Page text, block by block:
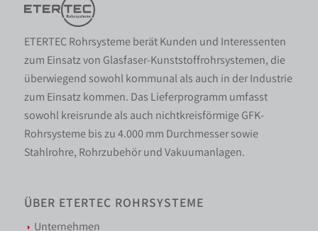
ETERTEC Rohrsysteme berät Kunden und Interessenten
zum Einsatz von Glasfaser-Kunststoffrohrsystemen, die
überwiegend sowohl kommunal als auch in der Industrie
zum Einsatz kommen. Das Lieferprogramm umfasst
sowohl kreisrunde als auch nichtkreisförmige GFK-
Rohrsysteme bis zu 4.000 mm Durchmesser sowie
Stahlrohre, Rohrzubehör und Vakuumanlagen.
ÜBER ETERTEC ROHRSYSTEME
Unternehmen